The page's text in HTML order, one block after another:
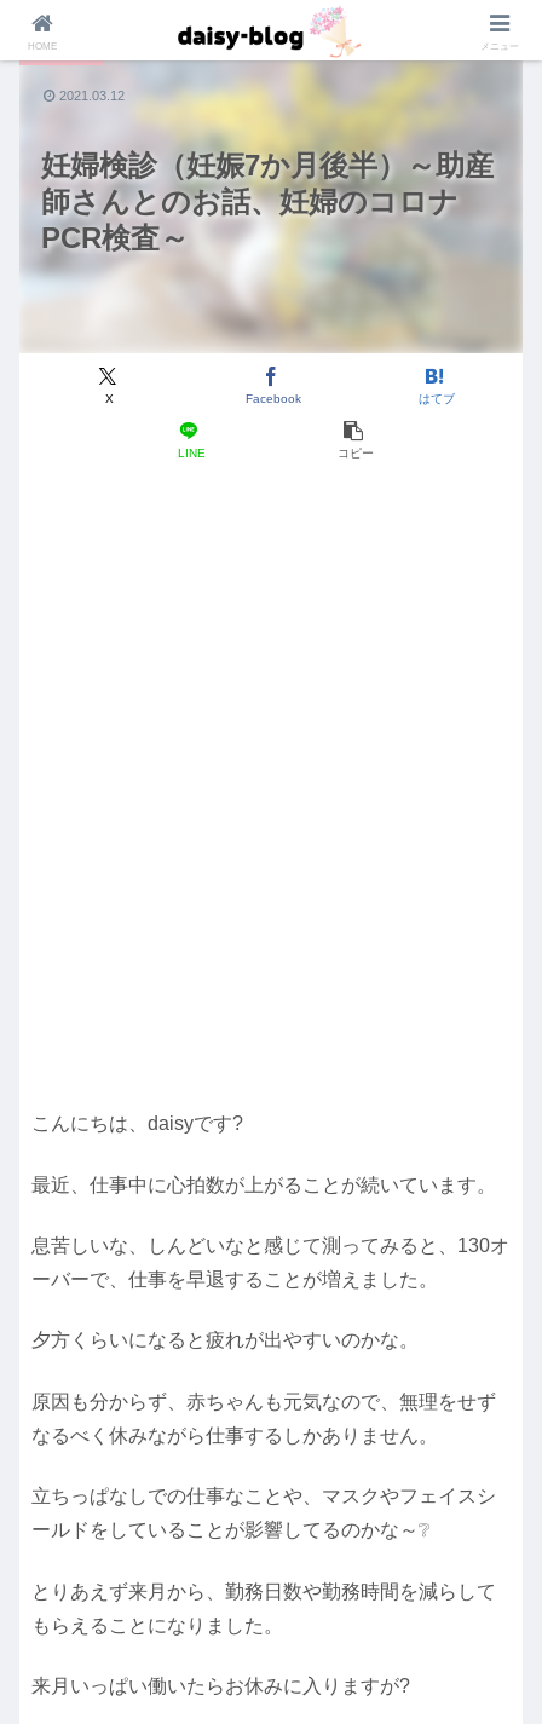
妊婦検診（妊娠7か月後半）～助産
師さんとのお話、妊婦のコロナ
PCR検査～
マタニティ
X Facebook はてブ
LINE コピー
2021.03.12
こんにちは、daisyです?
最近、仕事中に心拍数が上がることが続いています。
息苦しいな、しんどいなと感じて測ってみると、130オ
ーバーで、仕事を早退することが増えました。
夕方くらいになると疲れが出やすいのかな。
原因も分からず、赤ちゃんも元気なので、無理をせず
なるべく休みながら仕事するしかありません。
立ちっぱなしでの仕事なことや、マスクやフェイスシ
ールドをしていることが影響してるのかな～❔
とりあえず来月から、勤務日数や勤務時間を減らして
もらえることになりました。
来月いっぱい働いたらお休みに入りますが?
HOME メニュー